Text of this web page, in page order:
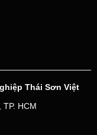
Thái Sơn Việt
TP. HCM